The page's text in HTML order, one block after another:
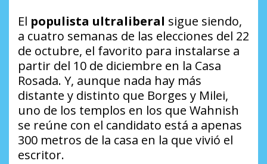
El populista ultraliberal sigue siendo,
a cuatro semanas de las elecciones del 22
de octubre, el favorito para instalarse a
partir del 10 de diciembre en la Casa
Rosada. Y, aunque nada hay más
distante y distinto que Borges y Milei,
uno de los templos en los que Wahnish
se reúne con el candidato está a apenas
300 metros de la casa en la que vivió el
escritor.